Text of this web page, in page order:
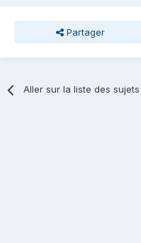
Partager
Aller sur la liste des sujets